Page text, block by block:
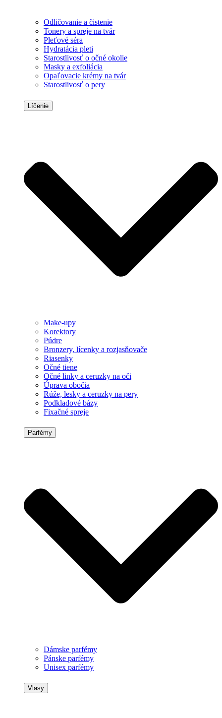
Odličovanie a čistenie
Tonery a spreje na tvár
Pleťové séra
Hydratácia pleti
Starostlivosť o očné okolie
Masky a exfoliácia
Opaľovacie krémy na tvár
Starostlivosť o pery
Líčenie
Make-upy
Korektory
Púdre
Bronzery, lícenky a rozjasňovače
Riasenky
Očné tiene
Očné linky a ceruzky na oči
Úprava obočia
Rúže, lesky a ceruzky na pery
Podkladové bázy
Fixačné spreje
Parfémy
Dámske parfémy
Pánske parfémy
Unisex parfémy
Vlasy